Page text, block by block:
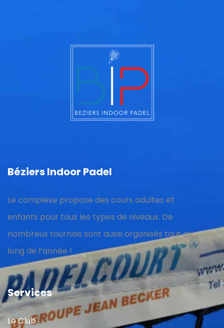
Béziers Indoor Padel
Le complexe propose des cours adultes et
enfants pour tous les types de niveaux. De
nombreux tournois sont aussi organisés tout au
long de l’année !
Services
Le Club